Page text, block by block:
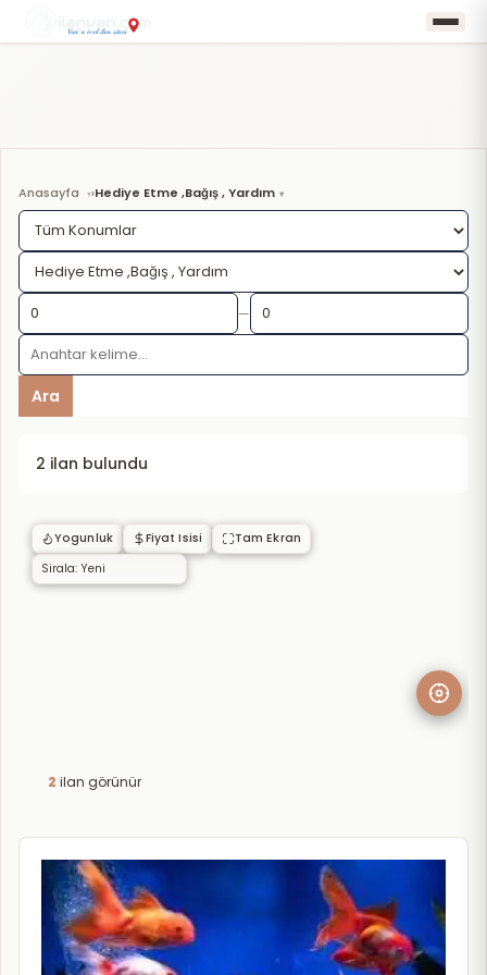
Anasayfa ›Hediye Etme ,Bağış , Yardım
—
Ara
2 ilan bulundu
2 ilan görünür
Yogunluk Fiyat Isisi Tam Ekran